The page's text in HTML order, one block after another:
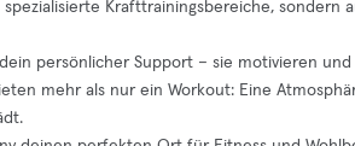
Krafttrainingsbereiche, sondern
persönlicher Support – sie motivieren
mehr als nur ein Workout: Eine